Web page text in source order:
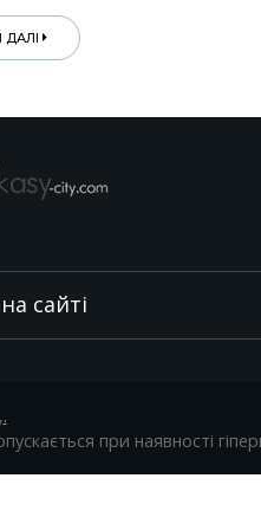
сайті
,.
при наявності